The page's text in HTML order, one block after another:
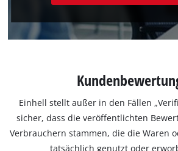
Einhell stellt außer in den Fällen
sicher, dass die veröffentlichten
Verbrauchern stammen, die die Waren
tatsächlich genutzt oder